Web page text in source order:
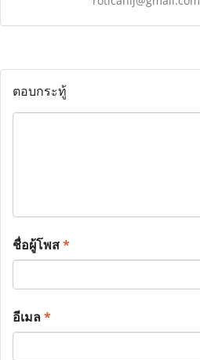
ตอบกระทู้
ชื่อผู้โพส*
อีเมล*